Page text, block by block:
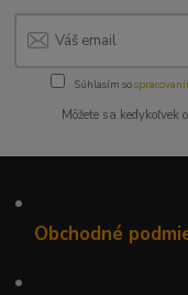
Súhlasím so
Môžete sa
•
Obchodné
•